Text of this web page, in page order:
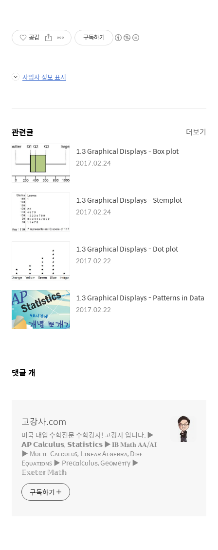
공감 구독하기
사업자 정보 표시
관련글 더보기
1.3 Graphical Displays - Box plot
2017.02.24
1.3 Graphical Displays - Stemplot
2017.02.24
1.3 Graphical Displays - Dot plot
2017.02.22
1.3 Graphical Displays - Patterns in Data
2017.02.22
댓
댓글 개
고강사.com
미국 대입 수학전문 수학강사! 고강사 입니다. ▶
𝗔𝗣 𝗖𝗮𝗹𝗰𝘂𝗹𝘂𝘀, 𝗦𝘁𝗮𝘁𝗶𝘀𝘁𝗶𝗰𝘀 ▶ 𝐈𝐁 𝐌𝐚𝐭𝐡 𝐀𝐀/𝐀𝐈
▶ Mᴜʟᴛɪ. Cᴀʟᴄᴜʟᴜꜱ, Lɪɴᴇᴀʀ Aʟɢᴇʙʀᴀ, Dɪғғ.
Eϙᴜᴀᴛɪᴏɴꜱ ▶ Precαlcυlυѕ, Geoмeтry ▶
𝔼𝕩𝕖𝕥𝕖𝕣 𝕄𝕒𝕥𝕙
구독하기